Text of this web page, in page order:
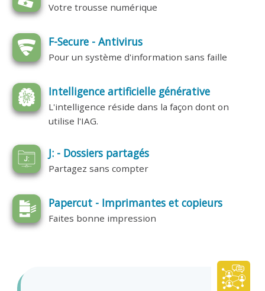
Votre trousse numérique
F-Secure - Antivirus
Pour un système d'information sans faille
Intelligence artificielle générative
L'intelligence réside dans la façon dont on
utilise l'IAG.
J: - Dossiers partagés
Partagez sans compter
Papercut - Imprimantes et copieurs
Faites bonne impression